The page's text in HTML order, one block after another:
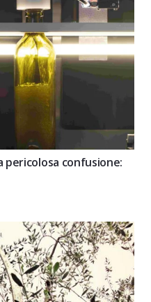
pericolosa confusione: